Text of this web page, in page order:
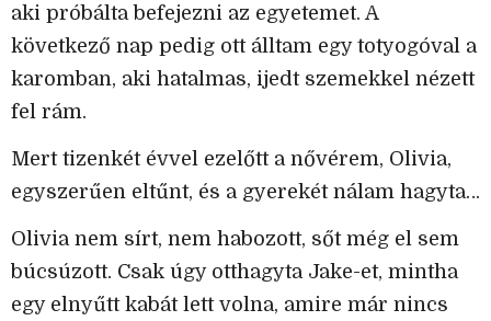
aki próbálta befejezni az egyetemet. A
következő nap pedig ott álltam egy totyogóval a
karomban, aki hatalmas, ijedt szemekkel nézett
fel rám.
Mert tizenkét évvel ezelőtt a nővérem, Olivia,
egyszerűen eltűnt, és a gyerekét nálam hagyta…
Olivia nem sírt, nem habozott, sőt még el sem
búcsúzott. Csak úgy otthagyta Jake-et, mintha
egy elnyűtt kabát lett volna, amire már nincs